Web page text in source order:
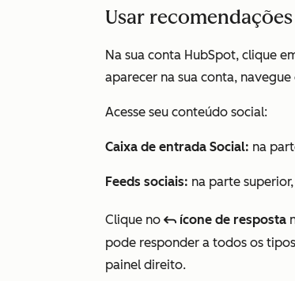
Usar
Na sua conta HubSpot, clique
aparecer na sua conta,
Acesse seu conteúdo social:
Caixa de entrada Social: na
Feeds sociais: na parte
Clique no reply ícone de resposta
pode responder a todos os
painel direito.